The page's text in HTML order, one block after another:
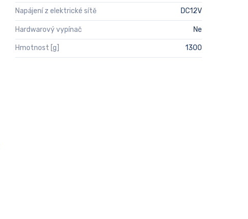
Napájení z elektrické sítě DC12V
Hardwarový vypínač Ne
Hmotnost [g] 1300